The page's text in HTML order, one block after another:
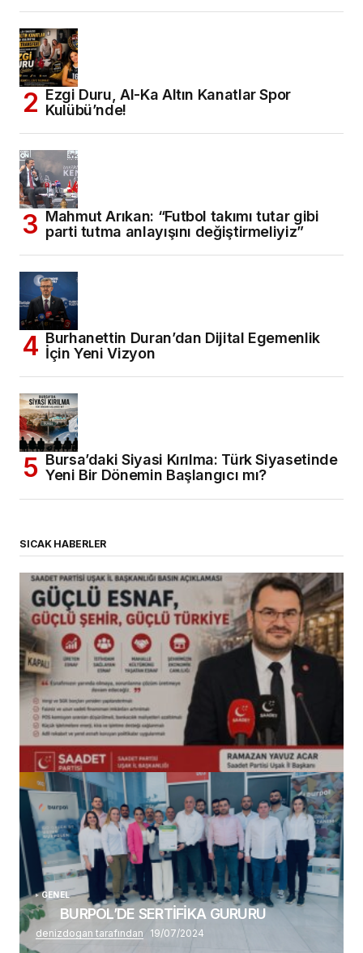
Ezgi Duru, Al-Ka Altın Kanatlar Spor
Kulübü’nde!
Mahmut Arıkan: “Futbol takımı tutar gibi
parti tutma anlayışını değiştirmeliyiz”
Burhanettin Duran’dan Dijital Egemenlik
İçin Yeni Vizyon
Bursa’daki Siyasi Kırılma: Türk Siyasetinde
Yeni Bir Dönemin Başlangıcı mı?
SICAK HABERLER
(başlıksız)
Alaattin Karahan tarafından 14/07/2026
GENEL
BURPOL’DE SERTİFİKA GURURU
denizdogan tarafından 19/07/2024